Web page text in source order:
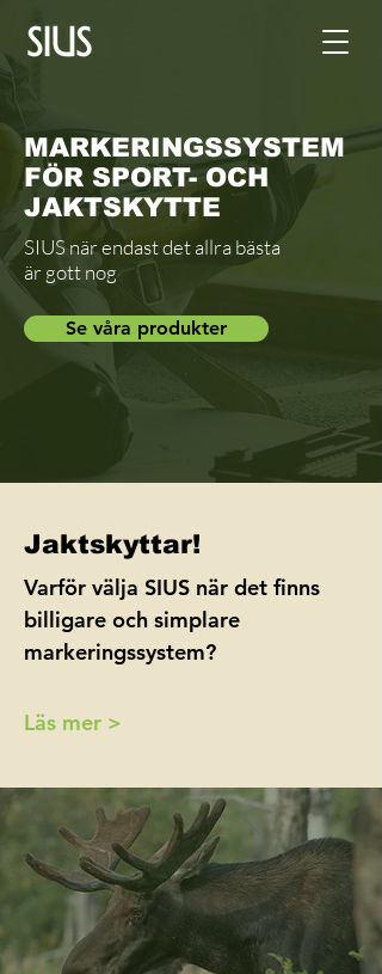
MARKERINGSSYSTEM
FÖR SPORT- OCH
JAKTSKYTTE
SIUS när endast det allra bästa
är gott nog
Se våra produkter
Jaktskyttar!
Varför välja SIUS när det finns
billigare och simplare
markeringssystem?
Läs mer >